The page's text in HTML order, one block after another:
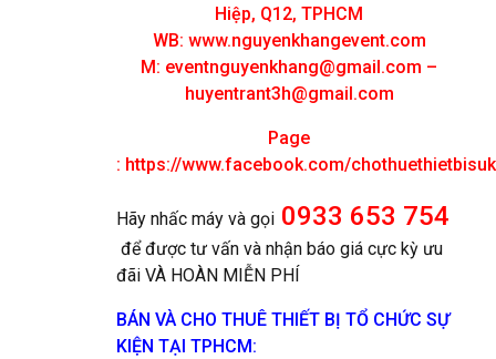
Hiệp, Q12, TPHCM
WB: www.nguyenkhangevent.com
M: eventnguyenkhang@gmail.com –
huyentrant3h@gmail.com
Page
: https://www.facebook.com/
Hãy nhấc máy và gọi 0933 653 754
để được tư vấn và nhận báo giá cực kỳ ưu
đãi VÀ HOÀN MIỄN PHÍ
BÁN VÀ CHO THUÊ THIẾT BỊ TỔ CHỨC SỰ
KIỆN TẠI TPHCM: